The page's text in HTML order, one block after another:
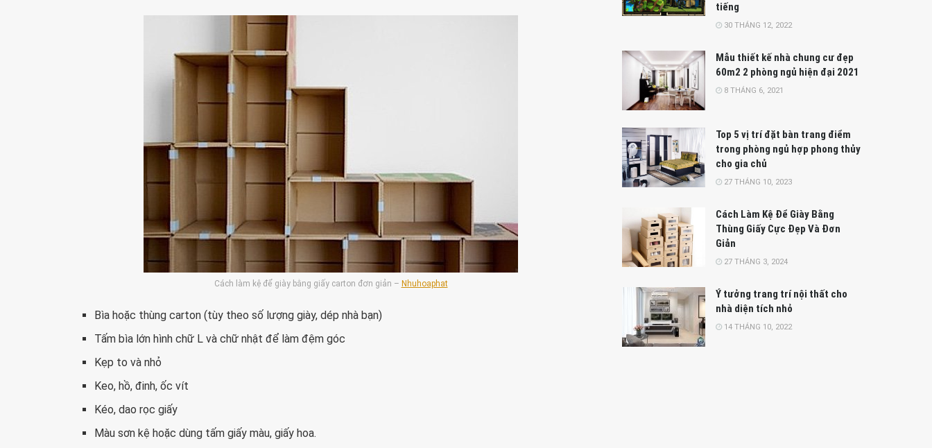
Cách làm kệ để giày bằng giấy carton đơn giản – Nhuhoaphat
Bìa hoặc thùng carton (tùy theo số lượng giày, dép nhà bạn)
Tấm bìa lớn hình chữ L và chữ nhật để làm đệm góc
Kẹp to và nhỏ
Keo, hồ, đinh, ốc vít
Kéo, dao rọc giấy
Màu sơn kệ hoặc dùng tấm giấy màu, giấy hoa.
tiếng
30 THÁNG 12, 2022
Mẫu thiết kế nhà chung cư đẹp
60m2 2 phòng ngủ hiện đại 2021
8 THÁNG 6, 2021
Top 5 vị trí đặt bàn trang điểm
trong phòng ngủ hợp phong thủy
cho gia chủ
27 THÁNG 10, 2023
Cách Làm Kệ Để Giày Bằng
Thùng Giấy Cực Đẹp Và Đơn
Giản
27 THÁNG 3, 2024
Ý tưởng trang trí nội thất cho
nhà diện tích nhỏ
14 THÁNG 10, 2022